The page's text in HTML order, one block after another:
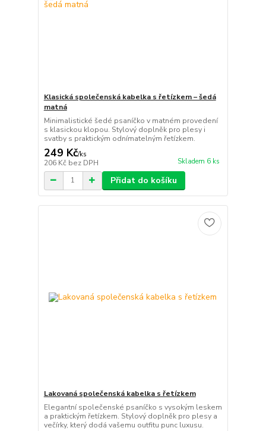
Klasická společenská kabelka s řetízkem – šedá
matná
Minimalistické šedé psaníčko v matném provedení
s klasickou klopou. Stylový doplněk pro plesy i
svatby s praktickým odnímatelným řetízkem.
249 Kč/ks
206 Kč bez DPH Skladem 6 ks
Přidat do košíku
Lakovaná společenská kabelka s řetízkem
Elegantní společenské psaníčko s vysokým leskem
a praktickým řetízkem. Stylový doplněk pro plesy a
večírky, který dodá vašemu outfitu punc luxusu.